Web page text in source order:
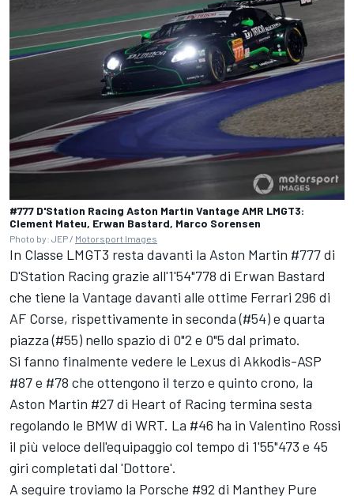
#777 D'Station Racing Aston Martin Vantage AMR LMGT3:
Clement Mateu, Erwan Bastard, Marco Sorensen
Photo by: JEP / Motorsport Images
In Classe LMGT3 resta davanti la Aston Martin #777 di
D'Station Racing grazie all'1'54"778 di Erwan Bastard
che tiene la Vantage davanti alle ottime Ferrari 296 di
AF Corse, rispettivamente in seconda (#54) e quarta
piazza (#55) nello spazio di 0"2 e 0"5 dal primato.
Si fanno finalmente vedere le Lexus di Akkodis-ASP
#87 e #78 che ottengono il terzo e quinto crono, la
Aston Martin #27 di Heart of Racing termina sesta
regolando le BMW di WRT. La #46 ha in Valentino Rossi
il più veloce dell'equipaggio col tempo di 1'55"473 e 45
giri completati dal 'Dottore'.
A seguire troviamo la Porsche #92 di Manthey Pure